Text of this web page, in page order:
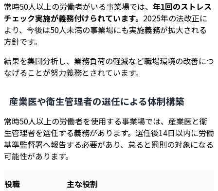
常時50人以上の労働者がいる事業場では、 年1回のストレス
チェック実施が義務付けられています。 2025年の法改正に
より、今後は50人未満の事業場にも実施義務が拡大される
方針です。
結果を集団分析し、業務負荷の軽減など職場環境の改善につ
なげることが努力義務とされています。
産業医や衛生管理者の選任による体制構築
常時50人以上の労働者を使用する事業場では、産業医と衛
生管理者を選任する義務があります。選任後14日以内に労働
基準監督署へ報告する必要があり、怠ると罰則の対象になる
可能性があります。
役職 主な役割